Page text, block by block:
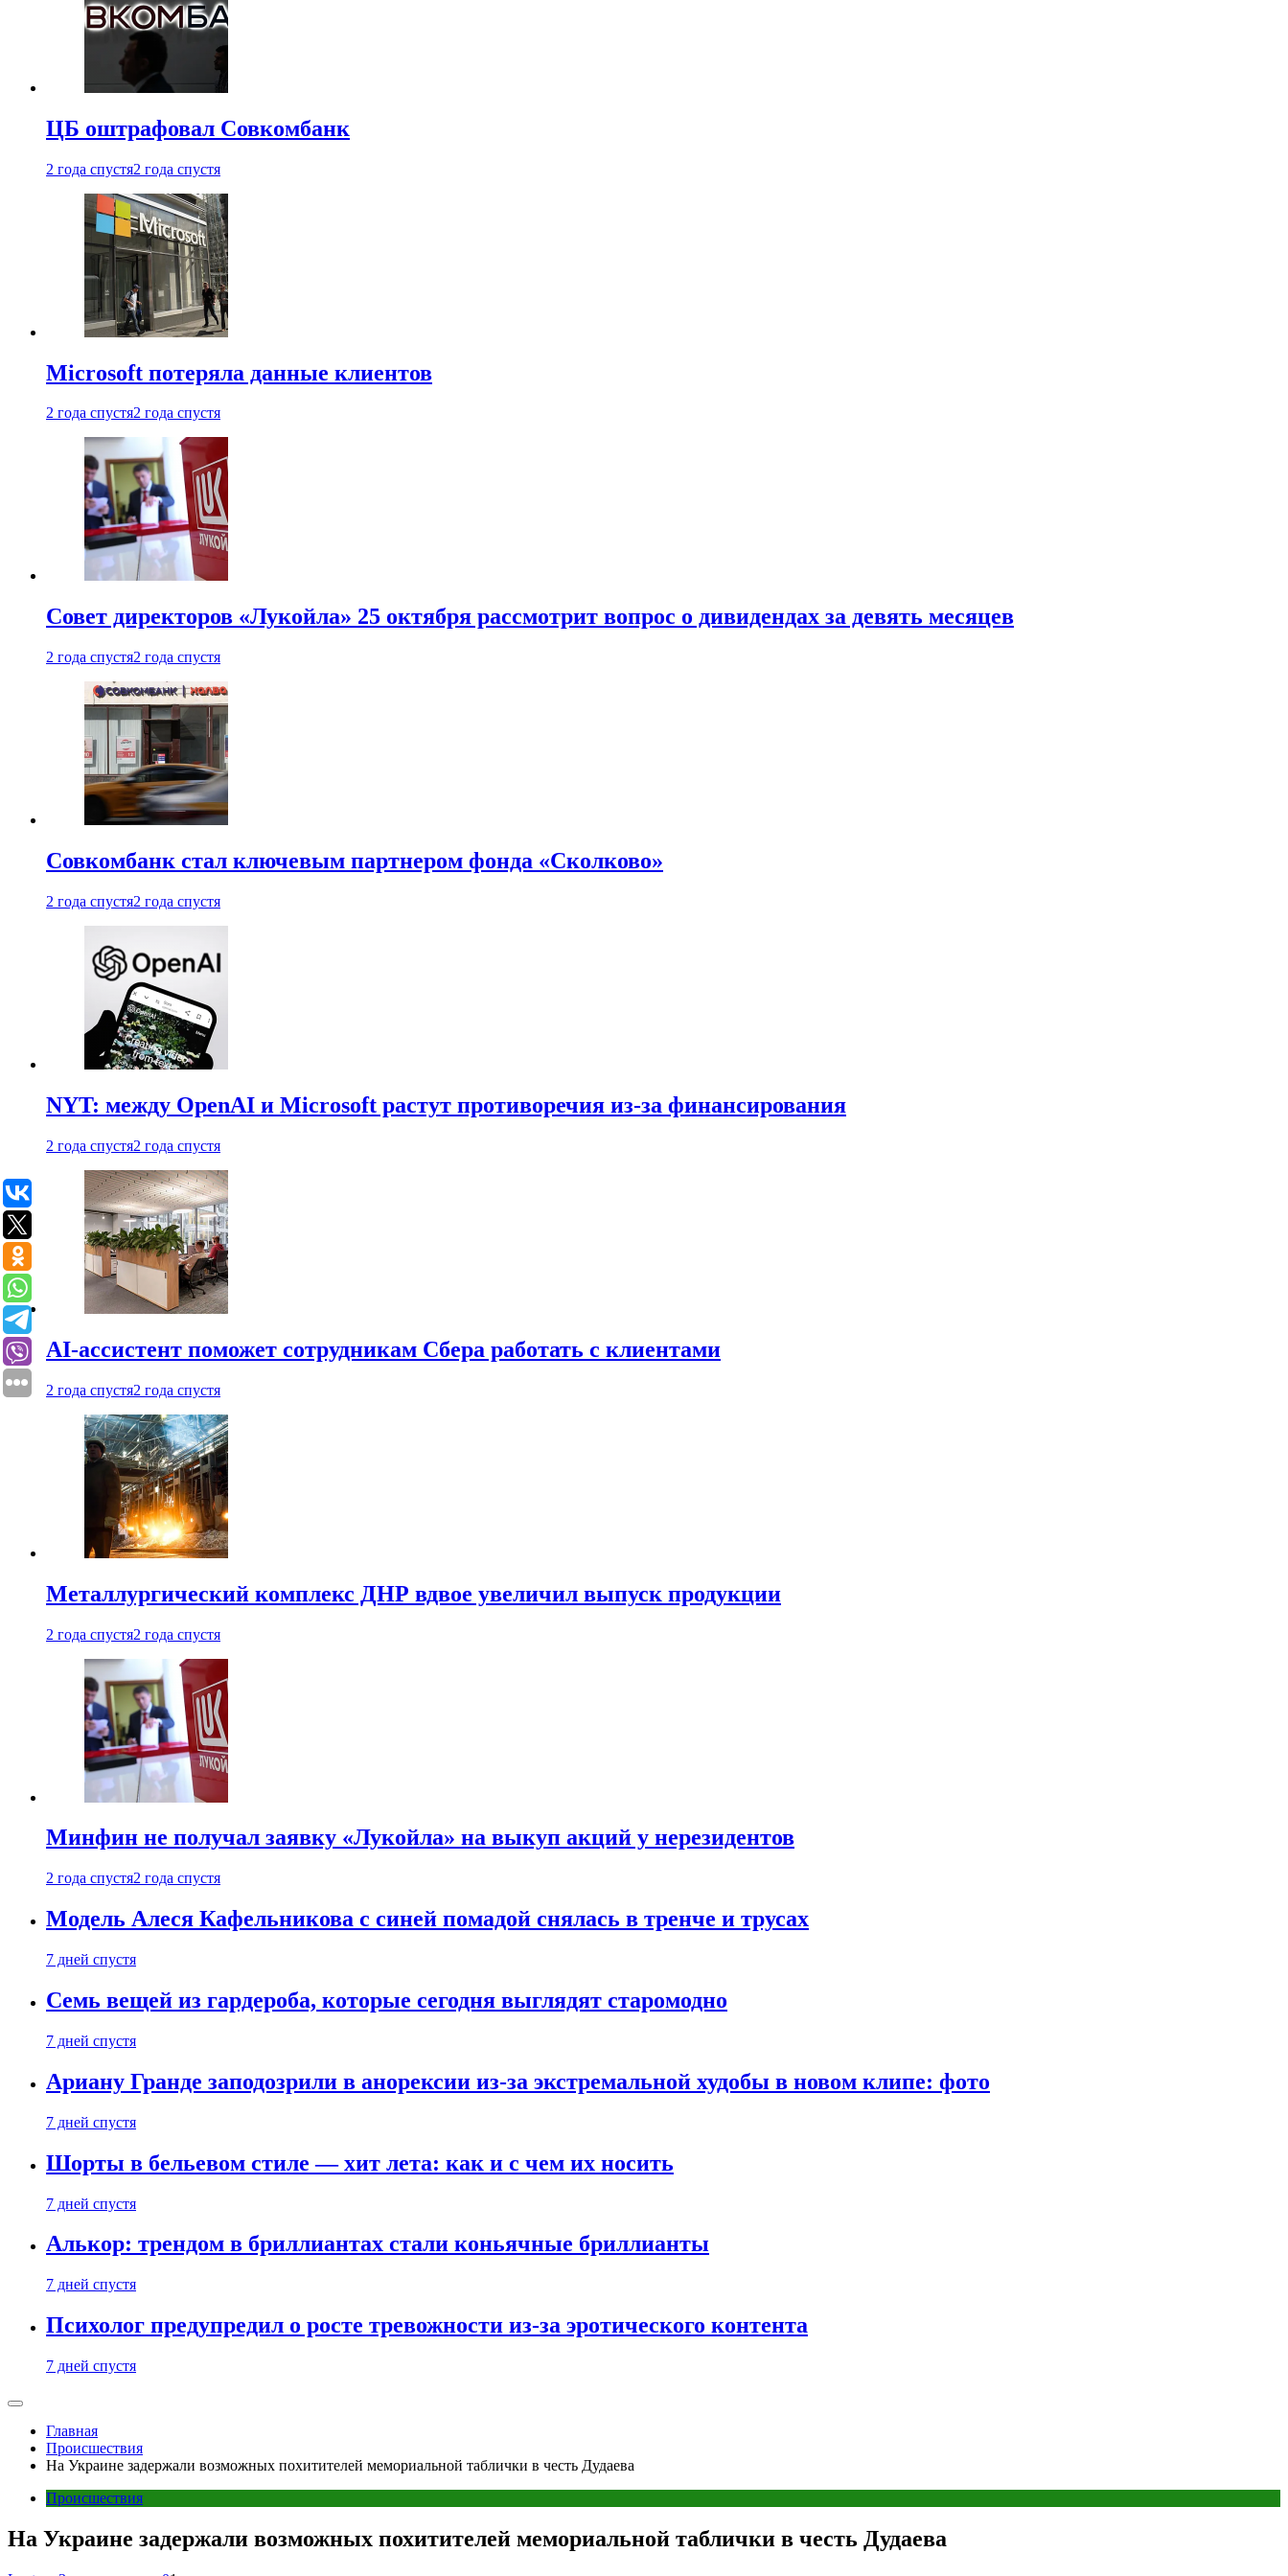
ЦБ оштрафовал Совкомбанк
2 года спустя2 года спустя
Microsoft потеряла данные клиентов
2 года спустя2 года спустя
Совет директоров «Лукойла» 25 октября рассмотрит вопрос о дивидендах за девять месяцев
2 года спустя2 года спустя
Совкомбанк стал ключевым партнером фонда «Сколково»
2 года спустя2 года спустя
NYT: между OpenAI и Microsoft растут противоречия из-за финансирования
2 года спустя2 года спустя
AI-ассистент поможет сотрудникам Сбера работать с клиентами
2 года спустя2 года спустя
Металлургический комплекс ДНР вдвое увеличил выпуск продукции
2 года спустя2 года спустя
Минфин не получал заявку «Лукойла» на выкуп акций у нерезидентов
2 года спустя2 года спустя
Модель Алеся Кафельникова с синей помадой снялась в тренче и трусах
7 дней спустя
Семь вещей из гардероба, которые сегодня выглядят старомодно
7 дней спустя
Ариану Гранде заподозрили в анорексии из-за экстремальной худобы в новом клипе: фото
7 дней спустя
Шорты в бельевом стиле — хит лета: как и с чем их носить
7 дней спустя
Алькор: трендом в бриллиантах стали коньячные бриллианты
7 дней спустя
Психолог предупредил о росте тревожности из-за эротического контента
7 дней спустя
Главная
Происшествия
На Украине задержали возможных похитителей мемориальной таблички в честь Дудаева
Происшествия
На Украине задержали возможных похитителей мемориальной таблички в честь Дудаева